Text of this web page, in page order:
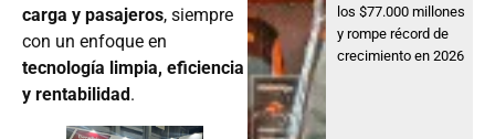
carga y pasajeros, siempre
con un enfoque en
tecnología limpia, eficiencia
y rentabilidad .
los $77.000 millones
y rompe récord de
crecimiento en 2026